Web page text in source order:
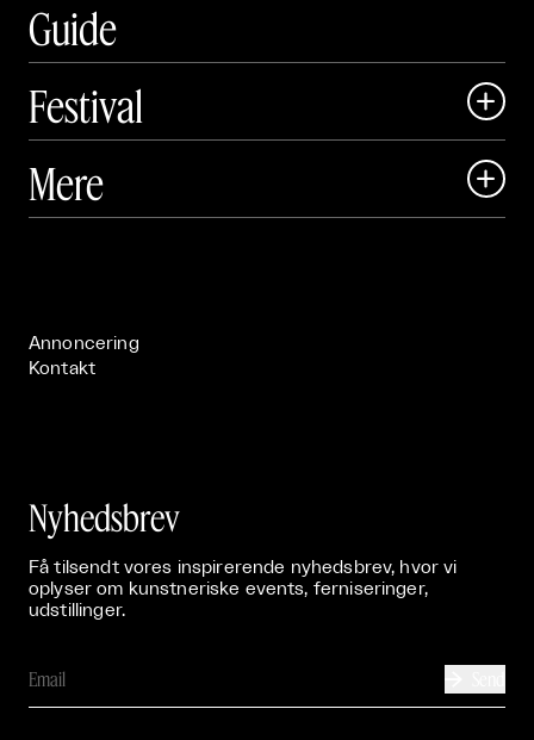
Guide
Festival

 Art Matter Festival
Mere 
Annoncering
Kontakt
Nyhedsbrev
Få tilsendt vores inspirerende nyhedsbrev, hvor vi
oplyser om kunstneriske events, ferniseringer,
udstillinger.